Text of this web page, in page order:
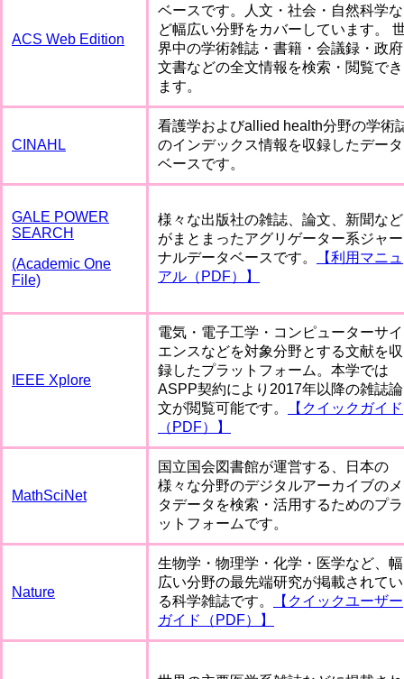
ACS Web Edition
ベースです。人文・社会・自然科学な
ど幅広い分野をカバーしています。
界中の学術雑誌・書籍・会議録・政府
文書などの全文情報を検索・閲覧でき
ます。
CINAHL
看護学およびallied health分野の学術
のインデックス情報を収録したデータ
ベースです。
GALE POWER
SEARCH
(Academic One
File)
様々な出版社の雑誌、論文、新聞など
がまとまったアグリゲーター系ジャー
ナルデータベースです。
【利用マニュ
アル（PDF）】
IEEE Xplore
電気・電子工学・コンピューターサイ
エンスなどを対象分野とする文献を収
録したプラットフォーム。本学では
ASPP契約により2017年以降の雑誌論
文が閲覧可能です。
【クイックガイド
（PDF）】
MathSciNet
国立国会図書館が運営する、日本の
様々な分野のデジタルアーカイブのメ
タデータを検索・活用するためのプラ
ットフォームです。
Nature
生物学・物理学・化学・医学など、幅
広い分野の最先端研究が掲載されてい
る科学雑誌です。
【クイックユーザー
ガイド（PDF）】